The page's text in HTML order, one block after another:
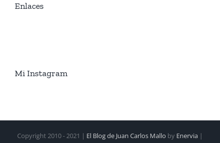
Enlaces
Mi Instagram
Copyright 2010 - 2021 | El Blog de Juan Carlos Mallo by Enervia |